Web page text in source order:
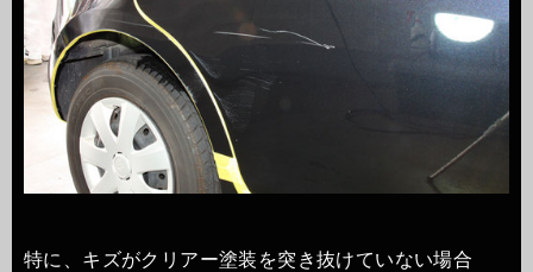
特に、キズがクリアー塗装を突き抜けていない場合